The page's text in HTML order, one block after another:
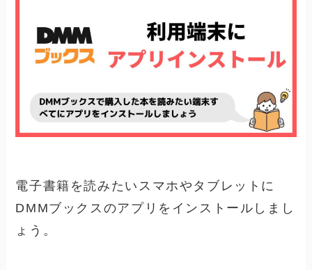
電子書籍を読みたいスマホやタブレットに
DMMブックスのアプリをインストールしまし
ょう。